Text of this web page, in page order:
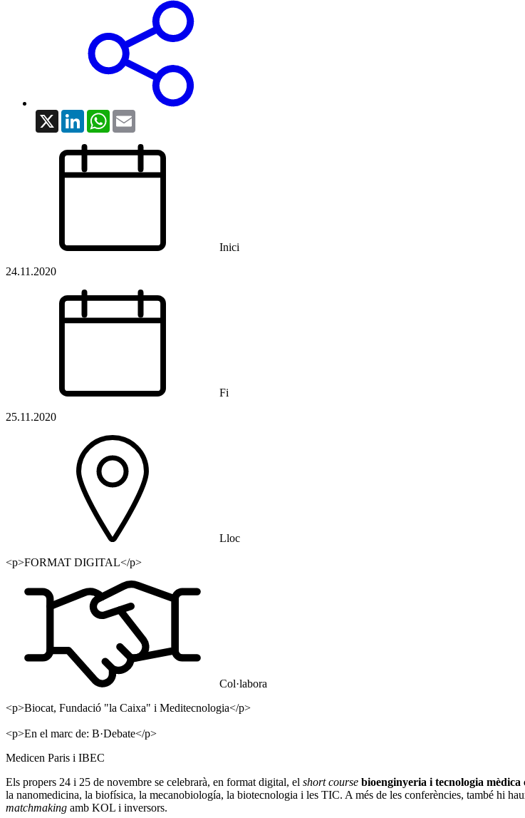
X LinkedInWhatsApp
Inici
24.11.2020
Fi
25.11.2020
Lloc
<p>FORMAT DIGITAL</p>
Col·labora
<p>Biocat, Fundació "la Caixa" i Meditecnologia</p>
<p>En el marc de: B·Debate</p>
Medicen Paris i IBEC
Els propers 24 i 25 de novembre se celebrarà, en format digital, el short course bioenginyeria i tecnologia mèdica
la nanomedicina, la biofísica, la mecanobiología, la biotecnologia i les TIC. A més de les conferències, també hi
matchmaking amb KOL i inversors.